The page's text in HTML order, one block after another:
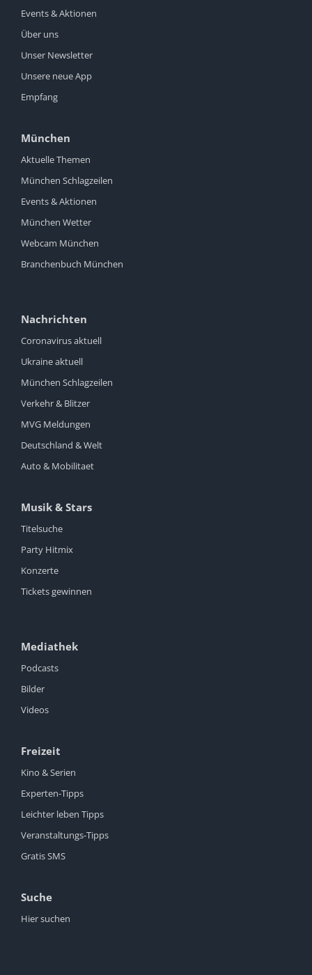
Events & Aktionen
Über uns
Unser Newsletter
Unsere neue App
Empfang
München
Aktuelle Themen
München Schlagzeilen
Events & Aktionen
München Wetter
Webcam München
Branchenbuch München
Nachrichten
Coronavirus aktuell
Ukraine aktuell
München Schlagzeilen
Verkehr & Blitzer
MVG Meldungen
Deutschland & Welt
Auto & Mobilitaet
Musik & Stars
Titelsuche
Party Hitmix
Konzerte
Tickets gewinnen
Mediathek
Podcasts
Bilder
Videos
Freizeit
Kino & Serien
Experten-Tipps
Leichter leben Tipps
Veranstaltungs-Tipps
Gratis SMS
Suche
Hier suchen